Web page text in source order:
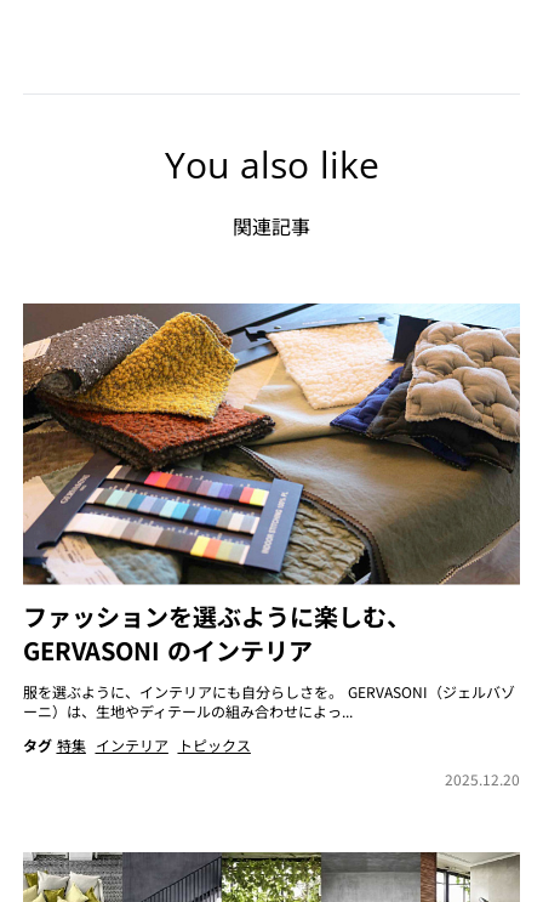
You also like
関連記事
ファッションを選ぶように楽しむ、
GERVASONI のインテリア
服を選ぶように、インテリアにも自分らしさを。 GERVASONI（ジェルバゾ
ーニ）は、生地やディテールの組み合わせによっ...
タグ 特集 インテリア
トピックス
2025.12.20